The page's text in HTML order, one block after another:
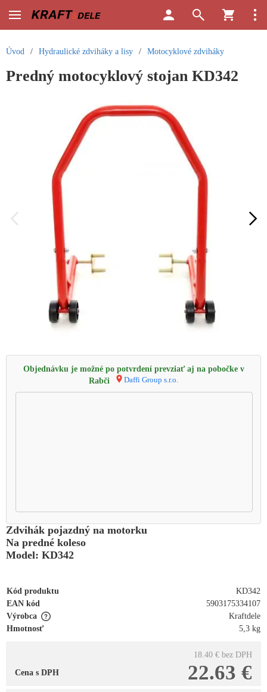
Úvod / Hydraulické zdviháky a lisy / Motocyklové zdviháky
Predný motocyklový stojan KD342
Objednávku je možné po potvrdení prevziať aj na pobočke v
Rabči
Daffi Group s.r.o.
Zdvihák pojazdný na motorku
Na predné koleso
Model: KD342
Kód produktu
KD342
EAN kód
5903175334107
Výrobca
Kraftdele
Hmotnosť
5,3 kg
18.40 € bez DPH
22.63 €
Cena s DPH